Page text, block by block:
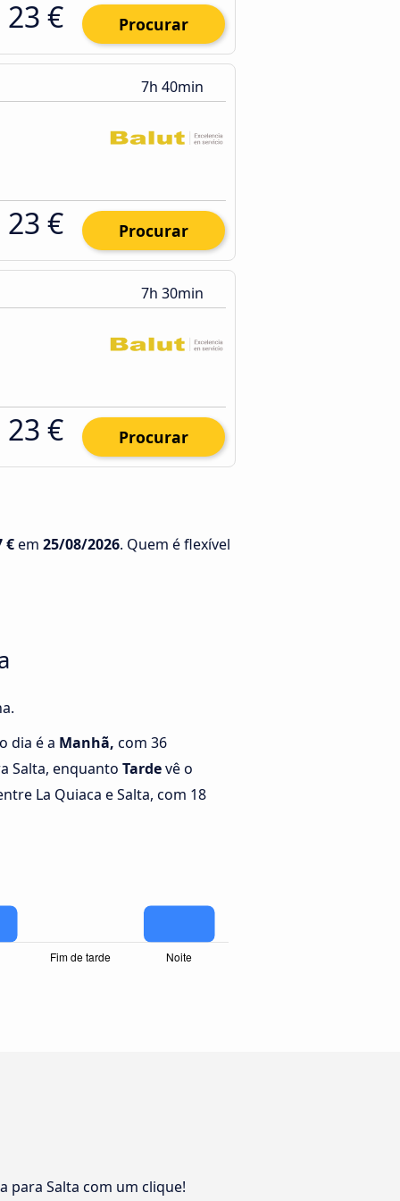
23 € Procurar
7h 40min
23 € Procurar
7h 30min
23 € Procurar
€em 25/08/2026. Quem é flexível
dia é a Manhã, com 36
Salta, enquanto Tardevê o
La Quiaca e Salta, com 18
para Salta com um clique!